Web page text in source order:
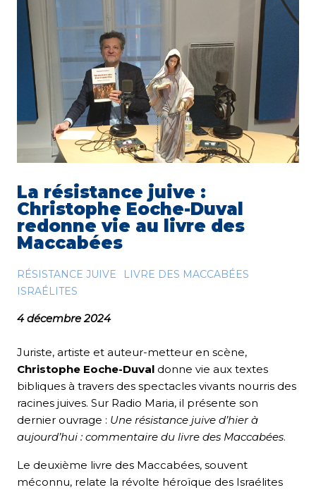
La résistance juive :
Christophe Eoche-Duval
redonne vie au livre des
Maccabées
RÉSISTANCE JUIVE
LIVRE DES MACCABÉES
ISRAÉLITES
4 décembre 2024
Juriste, artiste et auteur-metteur en scène,
Christophe Eoche-Duval donne vie aux textes
bibliques à travers des spectacles vivants nourris des
racines juives. Sur Radio Maria, il présente son
dernier ouvrage : Une résistance juive d’hier à
aujourd’hui : commentaire du livre des Maccabées.
Le deuxième livre des Maccabées, souvent
méconnu, relate la révolte héroïque des Israélites